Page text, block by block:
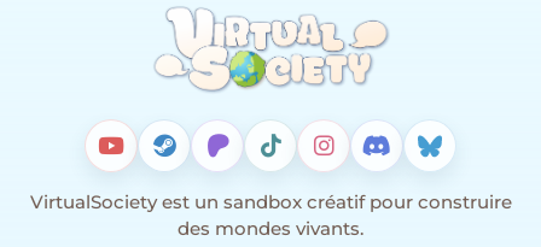
VirtualSociety est un sandbox créatif pour construire
des mondes vivants.